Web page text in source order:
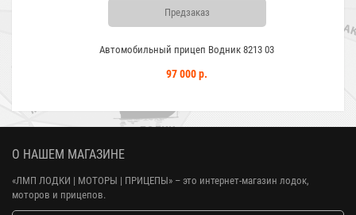
Предзаказ
Автомобильный прицеп Водник 8213 03
97 000 р.
О НАШЕМ МАГАЗИНЕ
«ЛМП ЛОДКИ | МОТОРЫ | ПРИЦЕПЫ» – это интернет-магазин лодок,
моторов и прицепов.